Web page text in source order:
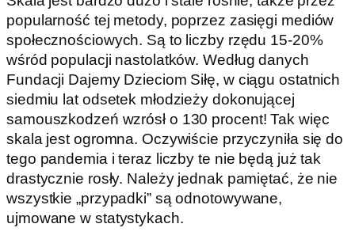
popularność tej metody, poprzez zasięgi mediów
społecznościowych. Są to liczby rzędu 15-20%
wśród populacji nastolatków. Według danych
Fundacji Dajemy Dzieciom Siłę, w ciągu ostatnich
siedmiu lat odsetek młodzieży dokonującej
samouszkodzeń wzrósł o 130 procent! Tak więc
skala jest ogromna. Oczywiście przyczyniła się do
tego pandemia i teraz liczby te nie będą już tak
drastycznie rosły. Należy jednak pamiętać, że nie
wszystkie „przypadki” są odnotowywane,
ujmowane w statystykach.